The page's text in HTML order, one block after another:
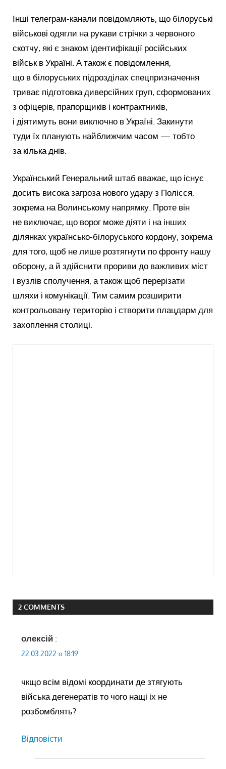
Інші телеграм-канали повідомляють, що білоруські
військові одягли на рукави стрічки з червоного
скотчу, які є знаком ідентифікації російських
військ в Україні. А також є повідомлення,
що в білоруських підрозділах спецпризначення
триває підготовка диверсійних груп, сформованих
з офіцерів, прапорщиків і контрактників,
і діятимуть вони виключно в Україні. Закинути
туди їх планують найближчим часом — тобто
за кілька днів.
Український Генеральний штаб вважає, що існує
досить висока загроза нового удару з Полісся,
зокрема на Волинському напрямку. Проте він
не виключає, що ворог може діяти і на інших
ділянках українсько-білоруського кордону, зокрема
для того, щоб не лише розтягнути по фронту нашу
оборону, а й здійснити прориви до важливих міст
і вузлів сполучення, а також щоб перерізати
шляхи і комунікації. Тим самим розширити
контрольовану територію і створити плацдарм для
захоплення столиці.
2 COMMENTS
олексій :
22.03.2022 о 18:19
чкщо всім відомі координати де зтягують
війська дегенератів то чого нащі іх не
розбомблять?
Відповіcти